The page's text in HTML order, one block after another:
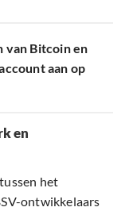
van Bitcoin en
aan op
en
het
ontwikkelaars